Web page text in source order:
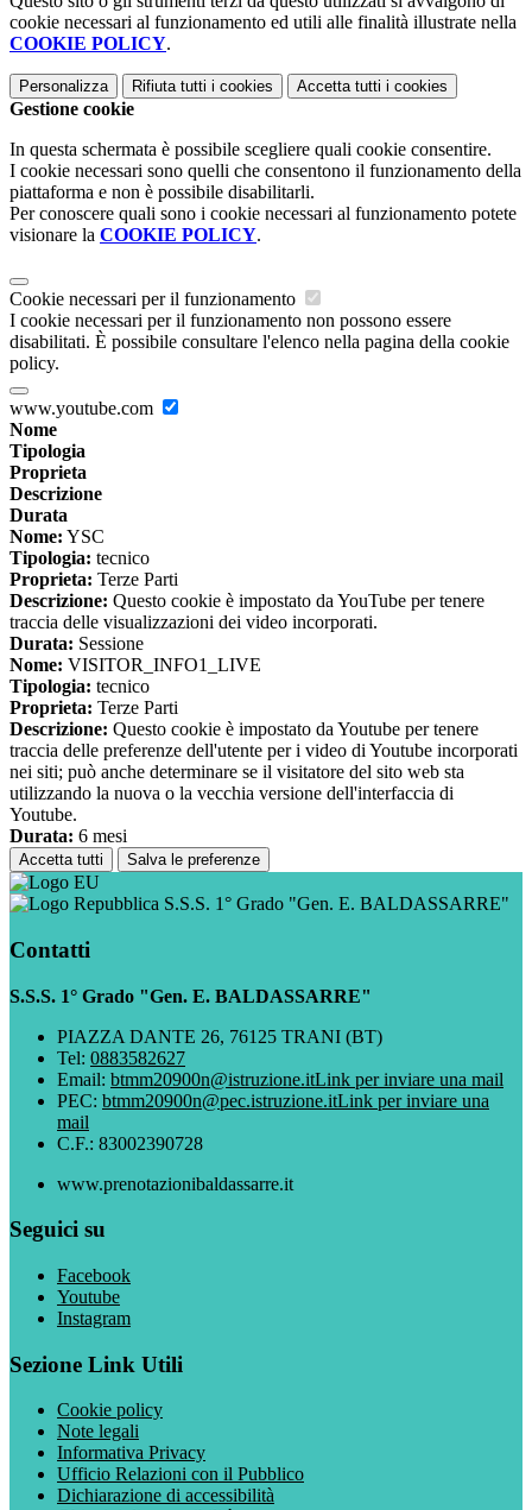
cookie necessari al funzionamento ed utili alle finalità illustrate nella
COOKIE POLICY.
Personalizza Rifiuta tutti i cookies Accetta tutti i cookies
Gestione cookie
In questa schermata è possibile scegliere quali cookie consentire.
I cookie necessari sono quelli che consentono il funzionamento della
piattaforma e non è possibile disabilitarli.
Per conoscere quali sono i cookie necessari al funzionamento potete
visionare la COOKIE POLICY.
Cookie necessari per il funzionamento
I cookie necessari per il funzionamento non possono essere
disabilitati. È possibile consultare l'elenco nella pagina della cookie
policy.
www.youtube.com
Nome
Tipologia
Proprieta
Descrizione
Durata
Nome: YSC
Tipologia: tecnico
Proprieta: Terze Parti
Descrizione: Questo cookie è impostato da YouTube per tenere
traccia delle visualizzazioni dei video incorporati.
Durata: Sessione
Nome: VISITOR_INFO1_LIVE
Tipologia: tecnico
Proprieta: Terze Parti
Descrizione: Questo cookie è impostato da Youtube per tenere
traccia delle preferenze dell'utente per i video di Youtube incorporati
nei siti; può anche determinare se il visitatore del sito web sta
utilizzando la nuova o la vecchia versione dell'interfaccia di
Youtube.
Durata: 6 mesi
Accetta tutti Salva le preferenze
S.S.S. 1° Grado "Gen. E. BALDASSARRE"
Contatti
S.S.S. 1° Grado "Gen. E. BALDASSARRE"
PIAZZA DANTE 26, 76125 TRANI (BT)
Tel: 0883582627
Email: btmm20900n@istruzione.itLink per inviare una mail
PEC: btmm20900n@pec.istruzione.itLink per inviare una
mail
C.F.: 83002390728
www.prenotazionibaldassarre.it
Seguici su
Facebook
Youtube
Instagram
Sezione Link Utili
Cookie policy
Note legali
Informativa Privacy
Ufficio Relazioni con il Pubblico
Dichiarazione di accessibilità